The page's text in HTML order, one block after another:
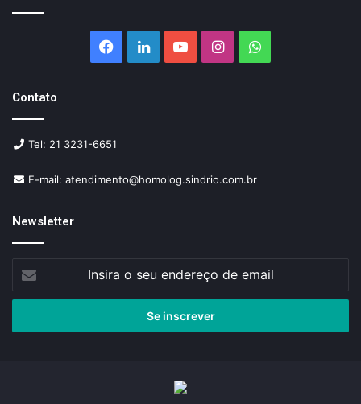
Facebook
LinkedinYouTubeInstagramWhatsApp
Contato
Tel: 21 3231-6651
E-mail: atendimento@homolog.sindrio.com.br
Newsletter
seu
de